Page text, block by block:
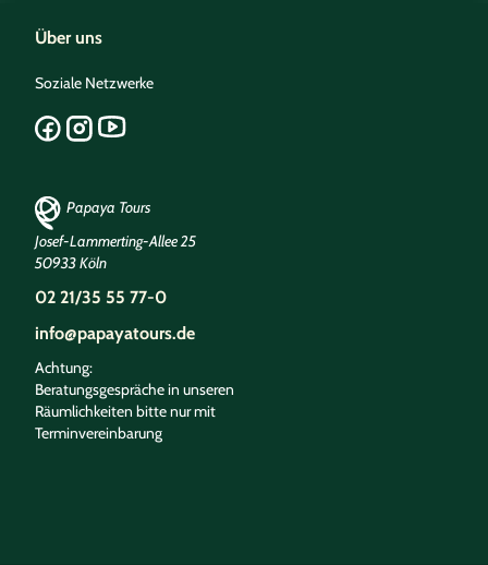
Über uns
Soziale Netzwerke
Papaya Tours
Josef-Lammerting-Allee 25
50933 Köln
02 21/35 55 77-0
info@papayatours.de
Achtung:
Beratungsgespräche in unseren
Räumlichkeiten bitte nur mit
Terminvereinbarung